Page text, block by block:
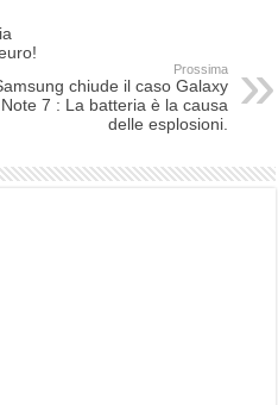
Prossima
chiude il caso Galaxy
Note 7 : La batteria è la causa
delle esplosioni.